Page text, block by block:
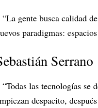
“La gente busca calidad
paradigmas:
Serrano
“Todas las tecnologías se
despacito,